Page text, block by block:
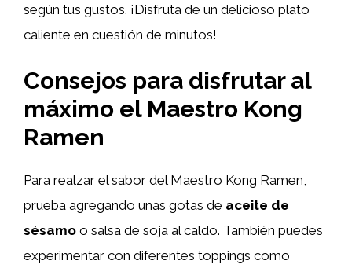
según tus gustos. ¡Disfruta de un delicioso plato
caliente en cuestión de minutos!
Consejos para disfrutar al
máximo el Maestro Kong
Ramen
Para realzar el sabor del Maestro Kong Ramen,
prueba agregando unas gotas de aceite de
sésamo o salsa de soja al caldo. También puedes
experimentar con diferentes toppings como